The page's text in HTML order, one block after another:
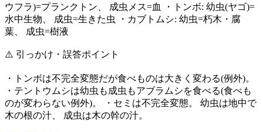
ウフラ)=プランクトン、 成虫メス=血 ・トンボ: 幼虫(ヤゴ)=
水中生物、 成虫=生きた虫 ・カブトムシ: 幼虫=朽木・腐
葉、 成虫=樹液
⚠️ 引っかけ・誤答ポイント
・トンボは不完全変態だが食べものは大きく変わる(例外)。
・テントウムシは幼虫も成虫もアブラムシを食べる(食べも
のが変わらない例外)。 ・セミは不完全変態。 幼虫は地中で
木の根の汁、 成虫は木の幹の汁。